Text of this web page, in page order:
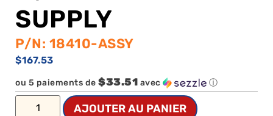
SUPPLY
P/N: 18410-ASSY
$167.53
ou 5 paiements de $33.51 avec ⓘ
AJOUTER AU PANIER